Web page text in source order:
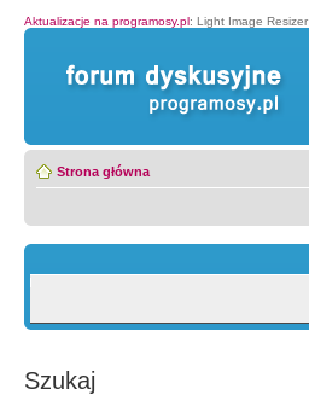
Aktualizacje na programosy.pl: Light Image Resizer
Strona główna
Szukaj